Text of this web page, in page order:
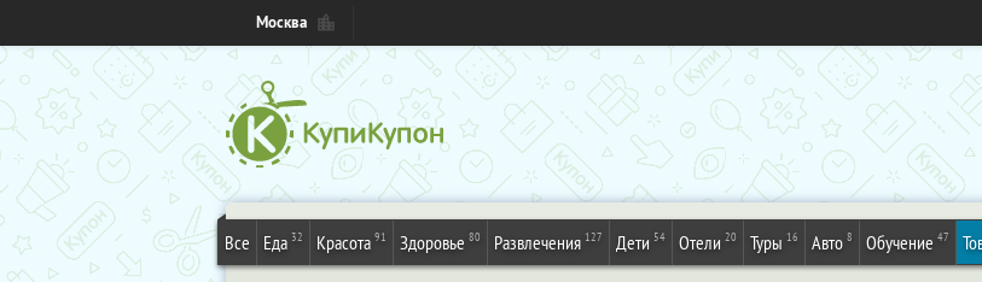
Москва
Все Еда 32 Красота 91 Здоровье 80 Развлечения 127 Дети 54 Отели 20 Туры 16 Авто 8 Обучение 47